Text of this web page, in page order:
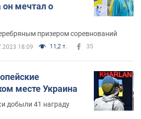
он мечтал о
призером соревнований
18:09 11,2 т. 35
месте Украина
добыли 41 награду